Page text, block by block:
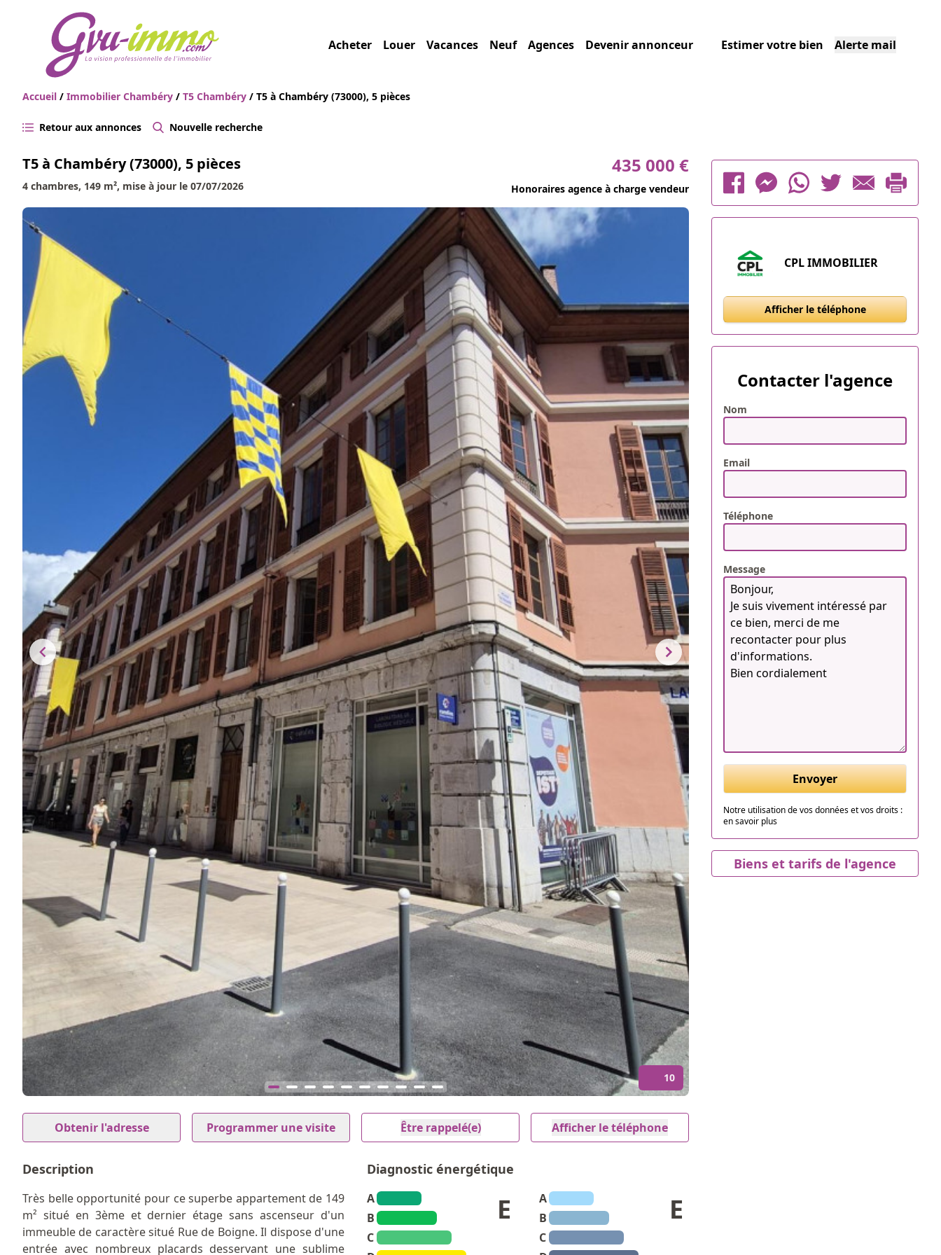
Acheter Louer Vacances Neuf Agences Devenir annonceur Estimer votre bien Alerte mail
Accueil / Immobilier Chambéry / T5 Chambéry / T5 à Chambéry (73000), 5 pièces
Retour aux annonces Nouvelle recherche
T5 à Chambéry (73000), 5 pièces
4 chambres, 149 m², mise à jour le 07/07/2026
435 000 €
Honoraires agence à charge vendeur
10
1
of
Obtenir l'adresse Programmer une visite Être rappelé(e) Afficher le téléphone
Description
Très belle opportunité pour ce superbe appartement de 149
m² situé en 3ème et dernier étage sans ascenseur d'un
immeuble de caractère situé Rue de Boigne. Il dispose d'une
entrée avec nombreux placards desservant une sublime
Diagnostic énergétique
A
B
C
E
A
B
C
E
CPL IMMOBILIER
Afficher le téléphone
Contacter l'agence
Nom
Email
Téléphone
Message
Envoyer
Notre utilisation de vos données et vos droits :
en savoir plus
Biens et tarifs de l'agence